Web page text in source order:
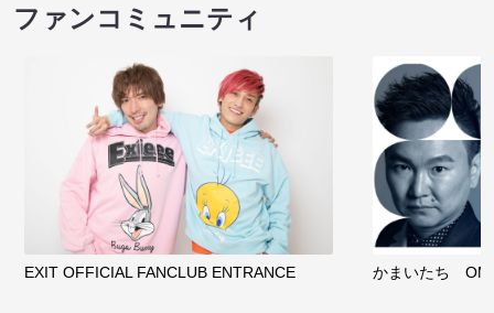
ファンコミュニティ
EXIT OFFICIAL FANCLUB ENTRANCE かまいたち